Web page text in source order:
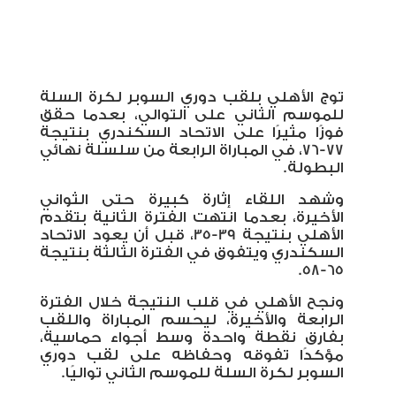
توج الأهلي بلقب دوري السوبر لكرة السلة
للموسم الثاني على التوالي، بعدما حقق
فوزًا مثيرًا على الاتحاد السكندري بنتيجة
77-76، في المباراة الرابعة من سلسلة نهائي
البطولة.
وشهد اللقاء إثارة كبيرة حتى الثواني
الأخيرة، بعدما انتهت الفترة الثانية بتقدم
الأهلي بنتيجة 39-35، قبل أن يعود الاتحاد
السكندري ويتفوق في الفترة الثالثة بنتيجة
65-58
.
ونجح الأهلي في قلب النتيجة خلال الفترة
الرابعة والأخيرة، ليحسم المباراة واللقب
بفارق نقطة واحدة وسط أجواء حماسية،
مؤكدًا تفوقه وحفاظه على لقب دوري
السوبر لكرة السلة للموسم الثاني تواليًا.